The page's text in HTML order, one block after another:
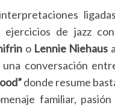
de jazz
o Lennie Niehaus
conversación
donde resume
familiar,